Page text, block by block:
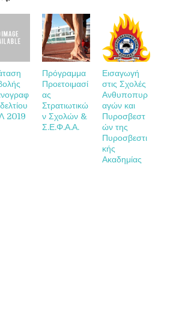
2019
Πρόγραμμα
Προετοιμασί
ας
Στρατιωτικώ
ν Σχολών &
Σ.Ε.Φ.Α.Α.
Εισαγωγή
στις Σχολές
Ανθυποπυρ
αγών και
Πυροσβεστ
ών της
Πυροσβεστι
κής
Ακαδημίας